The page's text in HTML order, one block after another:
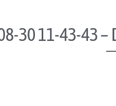
30 11-43-43 –